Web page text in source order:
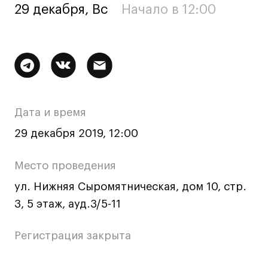
Ювелирный дизайн
Промышленный и предметный дизайн
Подготовительные курсы и творческое
развитие
ИЗО и Керамика
Ландшафтный дизайн
Все программы
Онлайн-программы
29 декабря, Вс Начало в 12:00
Дополнительная
о
мероприятии
Дата и время
29 декабря 2019, 12:00
Место проведения
ул. Нижняя Сыромятническая, дом 10, стр.
3, 5 этаж, ауд.3/5-11
Регистрация закрыта